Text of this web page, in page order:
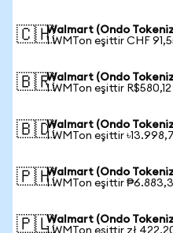
🇨🇭Walmart (Ondo
1 WMTon eşittir CHF
🇧🇷Walmart (Ondo
1 WMTon eşittir R$580,12
🇧🇩Walmart (Ondo
1 WMTon eşittir
🇵🇭Walmart (Ondo
1 WMTon eşittir
🇵🇱Walmart (Ondo
1 WMTon eşittir zł